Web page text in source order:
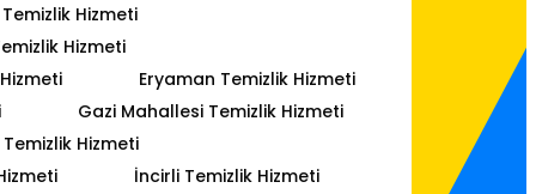
Hizmeti
Hizmeti
Eryaman Temizlik Hizmeti
Gazi Mahallesi Temizlik Hizmeti
Hizmeti
İncirli Temizlik Hizmeti